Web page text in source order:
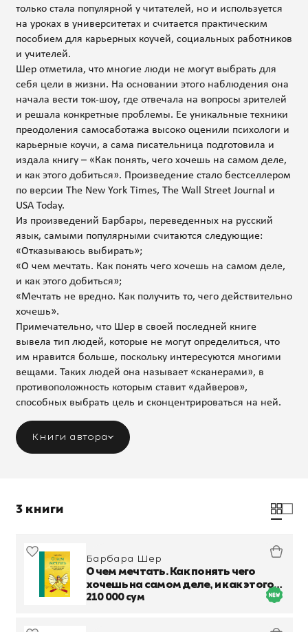
только стала популярной у читателей, но и используется
на уроках в университетах и считается практическим
пособием для карьерных коучей, социальных работников
и учителей.
Шер отметила, что многие люди не могут выбрать для
себя цели в жизни. На основании этого наблюдения она
начала вести ток-шоу, где отвечала на вопросы зрителей
и решала конкретные проблемы. Ее уникальные техники
преодоления самосаботажа высоко оценили психологи и
карьерные коучи, а сама писательница подготовила и
издала книгу – «Как понять, чего хочешь на самом деле,
и как этого добиться». Произведение стало бестселлером
по версии The New York Times, The Wall Street Journal и
USA Today.
Из произведений Барбары, переведенных на русский
язык, самыми популярными считаются следующие:
«Отказываюсь выбирать»;
«О чем мечтать. Как понять чего хочешь на самом деле,
и как этого добиться»;
«Мечтать не вредно. Как получить то, чего действительно
хочешь».
Примечательно, что Шер в своей последней книге
вывела тип людей, которые не могут определиться, что
им нравится больше, поскольку интересуются многими
вещами. Таких людей она называет «сканерами», в
противоположность которым ставит «дайверов»,
способных выбрать цель и сконцентрироваться на ней.
Книги автора
3 книги
Барбара Шер
О чем мечтать. Как понять чего
хочешь на самом деле, и как этого
добиться
210 000 сум